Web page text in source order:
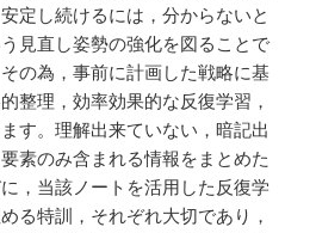
定し続けるには，分からないと
見直し姿勢の強化を図ることで
の為，事前に計画した戦略に基
整理，効率効果的な反復学習，
す。理解出来ていない，暗記出
素のみ含まれる情報をまとめた
，当該ノートを活用した反復学
る特訓，それぞれ大切であり，